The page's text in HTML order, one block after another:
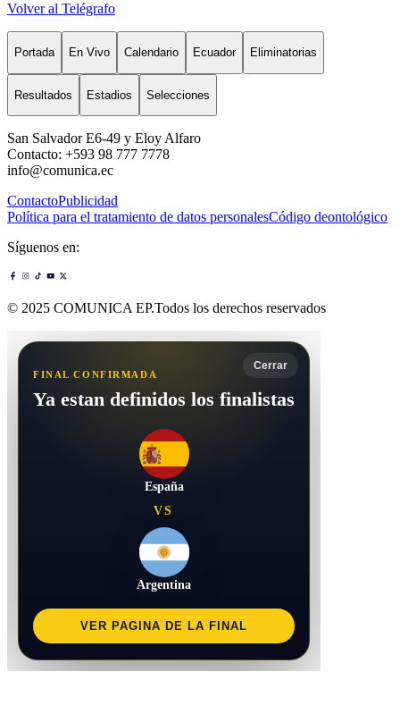
Volver al Telégrafo
Portada En Vivo Calendario Ecuador Eliminatorias
Resultados Estadios Selecciones
San Salvador E6-49 y Eloy Alfaro
Contacto: +593 98 777 7778
info@comunica.ec
ContactoPublicidad
Política para el tratamiento de datos personalesCódigo deontológico
Síguenos en:
© 2025 COMUNICA EP.Todos los derechos reservados
Cerrar
FINAL CONFIRMADA
Ya estan definidos los finalistas
España
VS
Argentina
VER PAGINA DE LA FINAL